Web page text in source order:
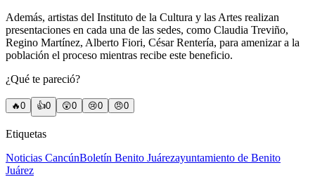
Además, artistas del Instituto de la Cultura y las Artes realizan
presentaciones en cada una de las sedes, como Claudia Treviño,
Regino Martínez, Alberto Fiori, César Rentería, para amenizar a la
población el proceso mientras recibe este beneficio.
¿Qué te pareció?
🔥0 👍0 😲0 😢0 😠0
Etiquetas
Noticias CancúnBoletín Benito Juárezayuntamiento de Benito
Juárez